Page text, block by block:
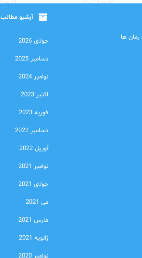
رمان ها
آرشیو مطالب
جولای 2026
دسامبر 2025
نوامبر 2024
اکتبر 2023
فوریه 2023
دسامبر 2022
آوریل 2022
نوامبر 2021
جولای 2021
می 2021
مارس 2021
ژانویه 2021
نوامبر 2020